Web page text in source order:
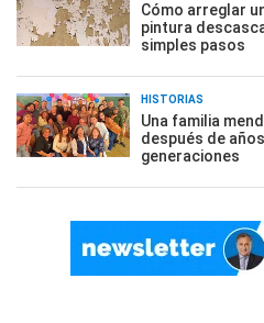
Cómo arreglar
pintura
simples pasos
HISTORIAS
Una familia
después de
generaciones